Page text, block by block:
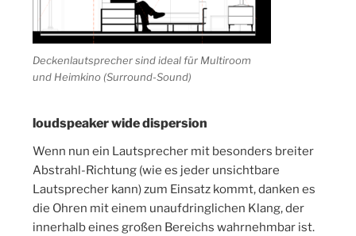
Deckenlautsprecher sind ideal für Multiroom
und Heimkino (Surround-Sound)
loudspeaker wide dispersion
Wenn nun ein Lautsprecher mit besonders breiter
Abstrahl-Richtung (wie es jeder unsichtbare
Lautsprecher kann) zum Einsatz kommt, danken es
die Ohren mit einem unaufdringlichen Klang, der
innerhalb eines großen Bereichs wahrnehmbar ist.